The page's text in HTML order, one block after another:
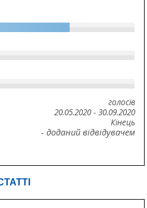
голосів
20.05.2020- 30.09.2020
Кінець
- доданий відвідувачем